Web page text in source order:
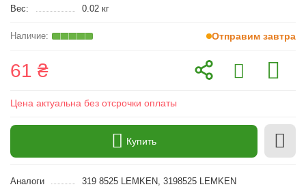
Вес:
0.02 кг
Отправим завтра
61 ₴
Цена актуальна без отсрочки оплаты
Купить
Аналоги
319 8525 LEMKEN, 3198525 LEMKEN